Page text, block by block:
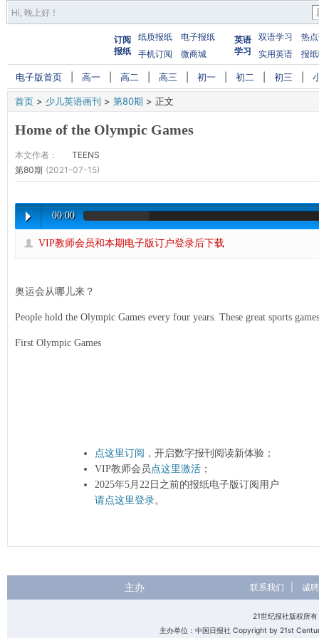
Hi, 晚上好 ！
订阅
报纸
纸质报纸
电子报纸
手机订阅
微商城
英语
学习
双语学习
热
实用英语
报
电子版首页 高一 高二 高三 初一 初二 初三
首页 > 少儿英语画刊 > 第80期 > 正文
Home of the Olympic Games
本文作者：
TEENS
第80期 (2021-07-15)
00:00
VIP教师会员和本期电子版订户登录后下载
奥运会从哪儿来？
People hold the Olympic Games every four years. These great sports
First Olympic Games
点这里订阅 ，开启数字报刊阅读新体验；
VIP教师会员点这里激活 ；
2025年5月22日之前的报纸电子版订阅用户
请点这里登录。
主办 联系我们 诚
21世纪报社版权所
主办单位：中国日报社 Copyright by 21st